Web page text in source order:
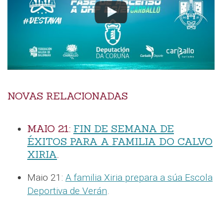
NOVAS RELACIONADAS
MAIO 21: FIN DE SEMANA DE
ÉXITOS PARA A FAMILIA DO CALVO
XIRIA.
Maio 21: A familia Xiria prepara a súa Escola
Deportiva de Verán.